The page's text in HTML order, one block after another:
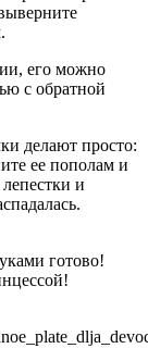
его можно
с обратной
делают просто:
ее пополам и
лепестки и
готово!